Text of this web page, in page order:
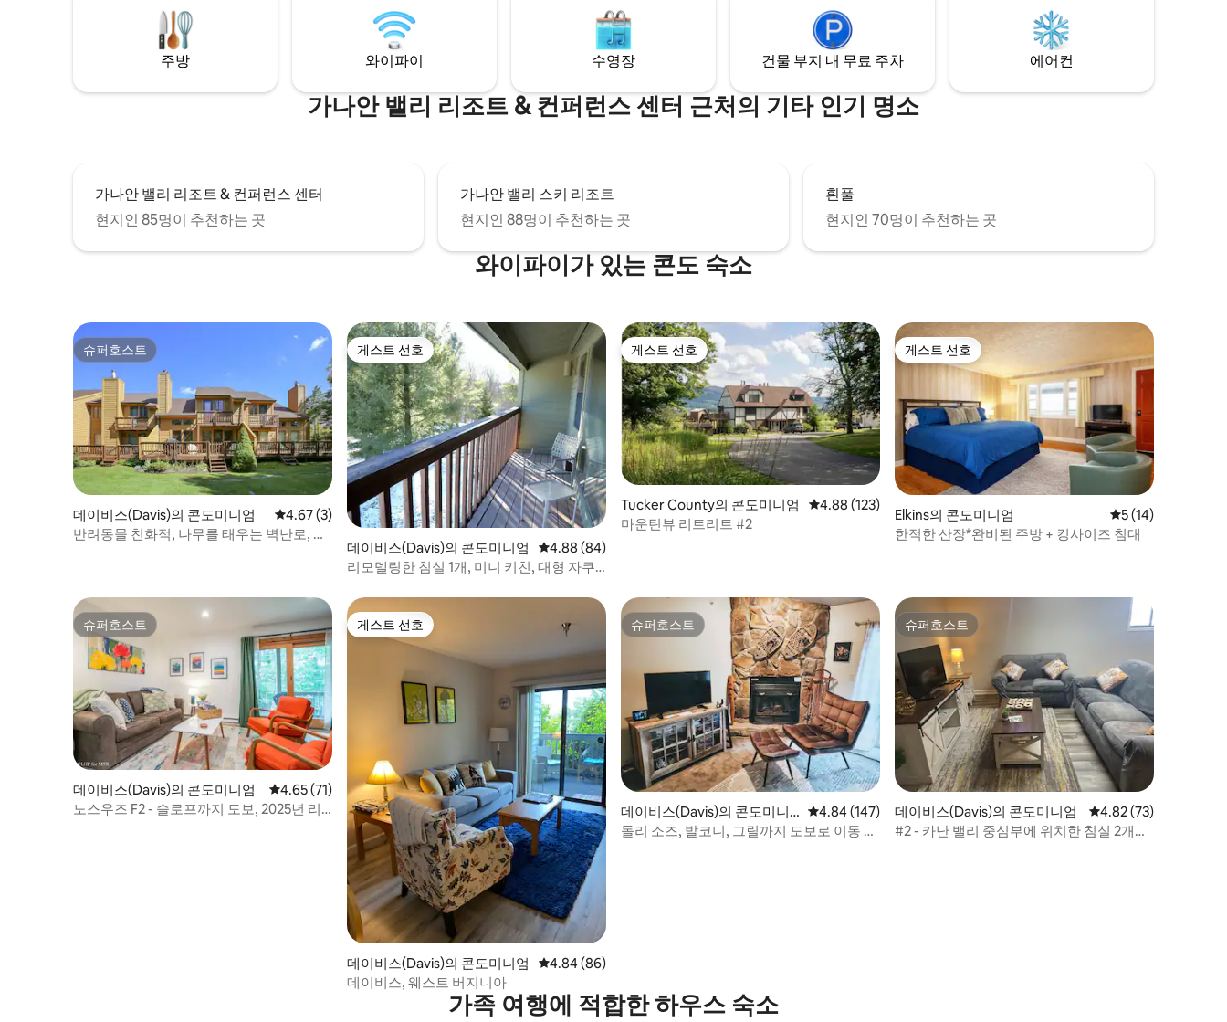
작을 사용하는 스토브. 겨울에도 연중 내내
쉽게 접근 가능! 데이비스, 토마스와 가깝고,
팀버라인, 카나안 밸리, 화이트 그래스 스키
리조트까지 차로 가까운 거리에 있습니다.
이 있습니다. 어떤 야외 레크리에이션을 즐
기든, 터커 코 (Tucker Co) 는 탐험할 수 있
는 최고의 장소를 갖추고 있습니다. 그리고
고속 와이파이.
건조기, 산악 자전거, 스키 장비 등을 보관할
수 있는 넉넉한 수납 공간이 있는 미완성 지
하실이 있습니다. 즐거운 시간 보내세요!
슨 록스로 가서 집라인을 즐길 수 있습니다.
주방 와이파이 수영장 건물 부지 내 무료 주차 에어컨
가나안 밸리 리조트 & 컨퍼런스 센터 근처의 기타 인기 명소
가나안 밸리 리조트 & 컨퍼런스 센터
현지인 85명이 추천하는 곳
가나안 밸리 스키 리조트
현지인 88명이 추천하는 곳
흰풀
현지인 70명이 추천하는 곳
와이파이가 있는 콘도 숙소
슈퍼호스트
슈퍼호스트
데이비스(Davis)의 콘도미니엄 평점 4.67점(5점 만점), 후기 3개
4.67 (3)
반려동물 친화적, 나무를 태우는 벽난로, 경
게스트 선호
게스트 선호
데이비스(Davis)의 콘도미니엄 평점 4.88점(5점 만점), 후기 84개
4.88 (84)
리모델링한 침실 1개, 미니 키친, 대형 자쿠
게스트 선호
게스트 선호
Tucker County의 콘도미니엄 평점 4.88점(5점 만점), 후기 123개
4.88 (123)
마운틴뷰 리트리트 #2
게스트 선호
게스트 선호
Elkins의 콘도미니엄 평점 5점(5점 만점
5 (14)
한적한 산장*완비된 주방 + 킹사이즈 침대
슈퍼호스트
슈퍼호스트
데이비스(Davis)의 콘도미니엄 평점 4.65점(5점 만점), 후기 71개
4.65 (71)
노스우즈 F2 - 슬로프까지 도보, 2025년 리
게스트 선호
게스트 선호
데이비스(Davis)의 콘도미니엄 평점 4.84점(5점 만점), 후기 86개
4.84 (86)
데이비스, 웨스트 버지니아
슈퍼호스트
슈퍼호스트
데이비스(Davis)의 콘도미니
엄
평점 4.84점(5점 만점), 후기 147개
4.84 (147)
돌리 소즈, 발코니, 그릴까지 도보로 이동 가
슈퍼호스트
슈퍼호스트
데이비스(Davis)의 콘도미니엄 평점 4.82점(5점 만점
4.82 (73)
#2 - 카난 밸리 중심부에 위치한 침실 2개짜
가족 여행에 적합한 하우스 숙소